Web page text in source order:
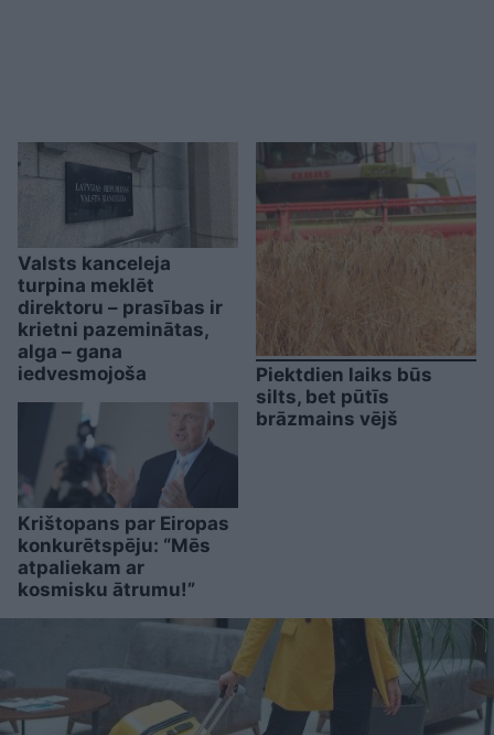
Valsts kanceleja
turpina meklēt
direktoru – prasības ir
krietni pazeminātas,
alga – gana
iedvesmojoša
Krištopans par Eiropas
konkurētspēju: “Mēs
atpaliekam ar
kosmisku ātrumu!”
Piektdien laiks būs
silts, bet pūtīs
brāzmains vējš